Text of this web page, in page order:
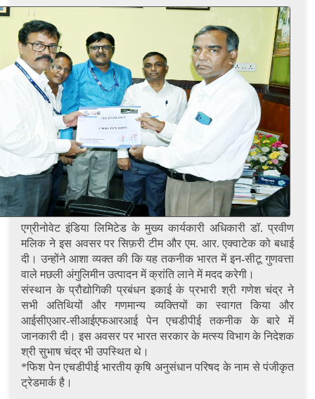
एग्रीनोवेट इंडिया लिमिटेड के मुख्य कार्यकारी अधिकारी डॉ. प्रवीण
मलिक ने इस अवसर पर सिफ़री टीम और एम. आर. एक्वाटेक को बधाई
दी। उन्होंने आशा व्यक्त की कि यह तकनीक भारत में इन-सीटू गुणवत्ता
वाले मछली अंगुलिमीन उत्पादन में क्रांति लाने में मदद करेगी।
संस्थान के प्रौद्योगिकी प्रबंधन इकाई के प्रभारी श्री गणेश चंद्र ने
सभी अतिथियों और गणमान्य व्यक्तियों का स्वागत किया और
आईसीएआर-सीआईएफआरआई पेन एचडीपीई तकनीक के बारे में
जानकारी दी। इस अवसर पर भारत सरकार के मत्स्य विभाग के निदेशक
श्री सुभाष चंद्र भी उपस्थित थे।
*फिश पेन एचडीपीई भारतीय कृषि अनुसंधान परिषद के नाम से पंजीकृत
ट्रेडमार्क है।